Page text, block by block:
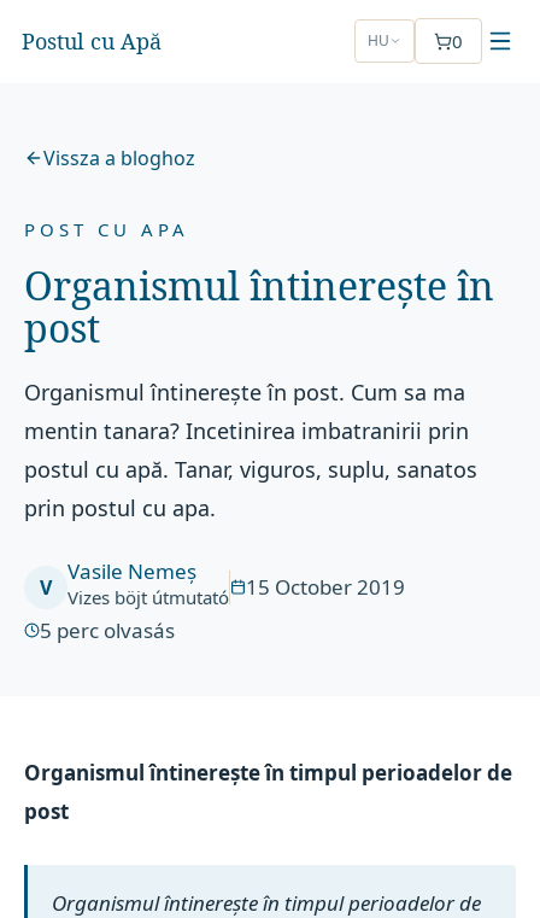
Postul cu Apă HU 0
Vissza a bloghoz
POST CU APA
Organismul întinerește în
post
Organismul întinerește în post. Cum sa ma
mentin tanara? Incetinirea imbatranirii prin
postul cu apă. Tanar, viguros, suplu, sanatos
prin postul cu apa.
V
Vasile Nemeș
Vizes böjt útmutató
15 October 2019
5 perc olvasás
Organismul întinerește în timpul perioadelor de
post
Organismul întinerește în timpul perioadelor de